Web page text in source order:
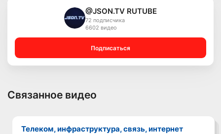
@JSON.TV RUTUBE
72 подписчика
6602 видео
Подписаться
Связанное видео
Телеком, инфраструктура, связь, интернет